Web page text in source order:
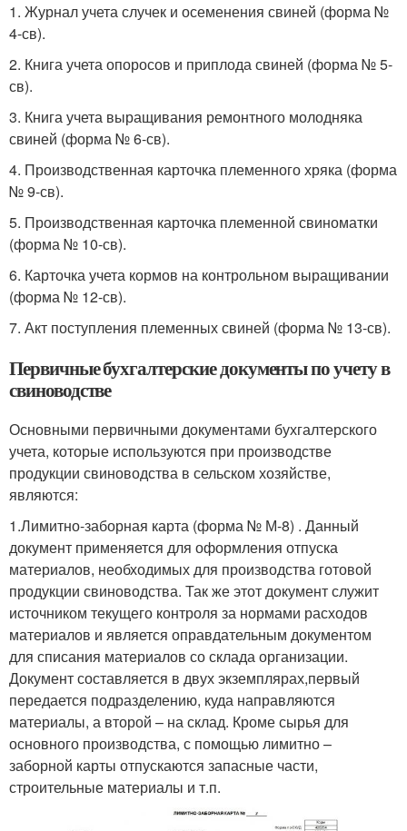
1. Журнал учета случек и осеменения свиней (форма №
4-св).
2. Книга учета опоросов и приплода свиней (форма № 5-
св).
3. Книга учета выращивания ремонтного молодняка
свиней (форма № 6-св).
4. Производственная карточка племенного хряка (форма
№ 9-св).
5. Производственная карточка племенной свиноматки
(форма № 10-св).
6. Карточка учета кормов на контрольном выращивании
(форма № 12-св).
7. Акт поступления племенных свиней (форма № 13-св).
Первичные бухгалтерские документы по учету в
свиноводстве
Основными первичными документами бухгалтерского
учета, которые используются при производстве
продукции свиноводства в сельском хозяйстве,
являются:
1.Лимитно-заборная карта (форма № М-8) . Данный
документ применяется для оформления отпуска
материалов, необходимых для производства готовой
продукции свиноводства. Так же этот документ служит
источником текущего контроля за нормами расходов
материалов и является оправдательным документом
для списания материалов со склада организации.
Документ составляется в двух экземплярах,первый
передается подразделению, куда направляются
материалы, а второй – на склад. Кроме сырья для
основного производства, с помощью лимитно –
заборной карты отпускаются запасные части,
строительные материалы и т.п.